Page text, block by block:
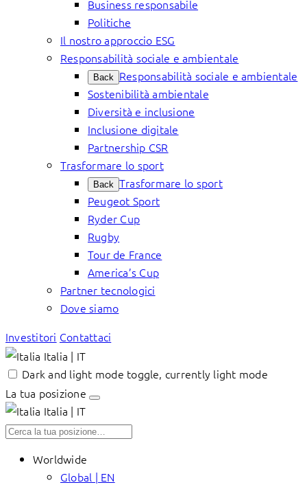
Business responsabile
Politiche
Il nostro approccio ESG
Responsabilità sociale e ambientale
Back Responsabilità sociale e ambientale
Sostenibilità ambientale
Diversità e inclusione
Inclusione digitale
Partnership CSR
Trasformare lo sport
Back Trasformare lo sport
Peugeot Sport
Ryder Cup
Rugby
Tour de France
America’s Cup
Partner tecnologici
Dove siamo
Investitori Contattaci
Italia | IT
Dark and light mode toggle, currently light mode
La tua posizione
Italia | IT
Worldwide
Global | EN